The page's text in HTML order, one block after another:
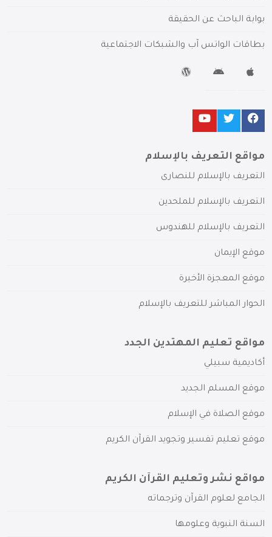
بوابة الباحث عن الحقيقة
بطاقات الواتس آب والشبكات الاجتماعية
مواقع التعريف بالإسلام
التعريف بالإسلام للنصارى
التعريف بالإسلام للملحدين
التعريف بالإسلام للهندوس
موقع الإيمان
موقع المعجزة الأخيرة
الحوار المباشر للتعريف بالإسلام
مواقع تعليم المهتدين الجدد
أكاديمية سبيلي
موقع المسلم الجديد
موقع الصلاة في الإسلام
موقع تعليم تفسير وتجويد القرآن الكريم
مواقع نشر وتعليم القرآن الكريم
الجامع لعلوم القرآن وترجماته
السنة النبوية وعلومها